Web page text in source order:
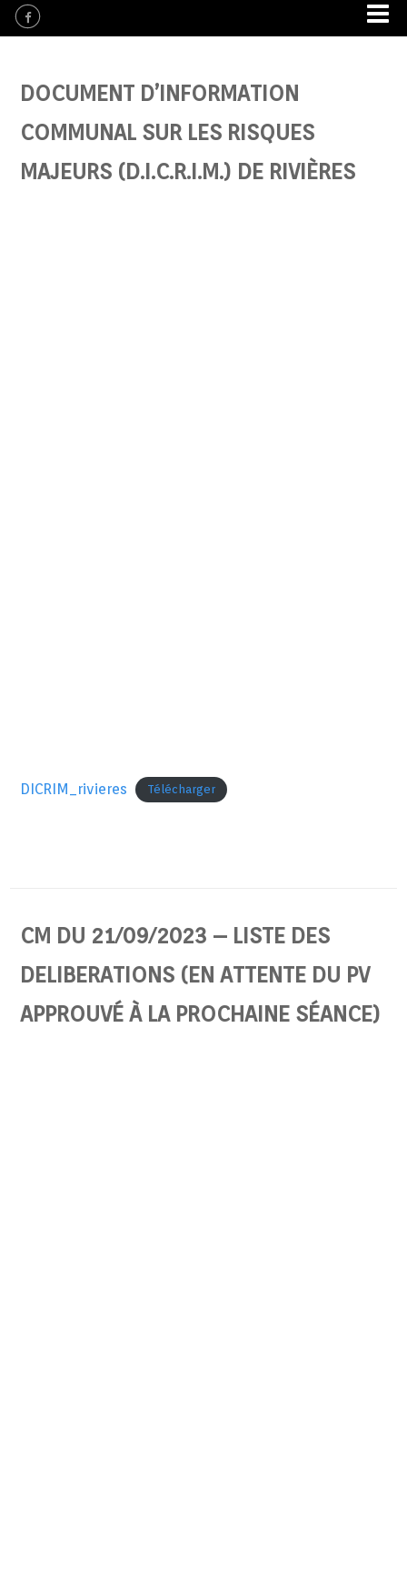
DOCUMENT D’INFORMATION
COMMUNAL SUR LES RISQUES
MAJEURS (D.I.C.R.I.M.) DE RIVIÈRES
DICRIM_rivieres Télécharger
CM DU 21/09/2023 – LISTE DES
DELIBERATIONS (EN ATTENTE DU PV
APPROUVÉ À LA PROCHAINE SÉANCE)